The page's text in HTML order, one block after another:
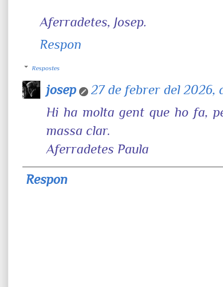
Aferradetes, Josep.
Respon
Respostes
josep
27 de febrer del 2026,
Hi ha molta gent que ho fa,
massa clar.
Aferradetes Paula
Respon